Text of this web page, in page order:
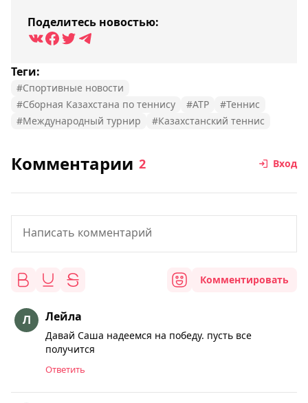
Поделитесь новостью:
Теги:
#Спортивные новости
#Сборная Казахстана по теннису
#ATP
#Теннис
#Международный турнир
#Казахстанский теннис
Комментарии 2 Вход
Комментировать
Лейла
Давай Саша надеемся на победу. пусть все
получится
Ответить